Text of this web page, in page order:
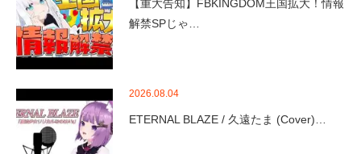
【重大告知】FBKINGDOM王国拡大！情報
解禁SPじゃ…
2026.08.04
ETERNAL BLAZE / 久遠たま (Cover)…